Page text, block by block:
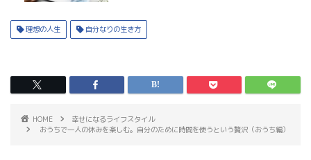
理想の人生 自分なりの生き方
HOME
幸せになるライフスタイル
おうちで一人の休みを楽しむ。自分のために時間を使うという贅沢（おうち編）